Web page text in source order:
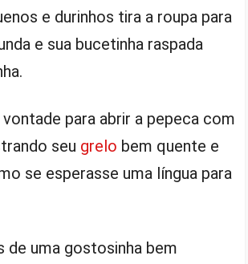
e durinhos tira a roupa para
e sua bucetinha raspada
para abrir a pepeca com
seu grelo bem quente e
se esperasse uma língua para
de uma gostosinha bem